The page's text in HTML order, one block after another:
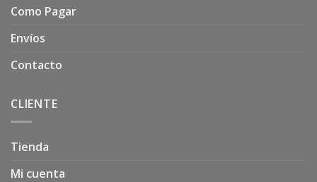
Como Pagar
Envíos
Contacto
CLIENTE
Tienda
Mi cuenta